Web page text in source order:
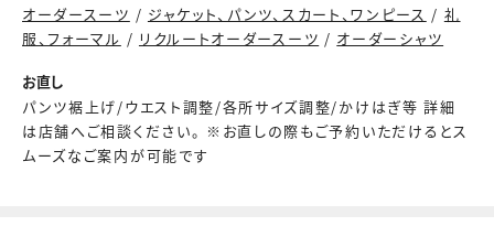
オーダースーツ / ジャケット、パンツ、スカート、ワンピース / 礼
服、フォーマル / リクルートオーダースーツ / オーダーシャツ
お直し
パンツ裾上げ/ウエスト調整/各所サイズ調整/かけはぎ等 詳細
は店舗へご相談ください。 ※お直しの際もご予約いただけるとス
ムーズなご案内が可能です